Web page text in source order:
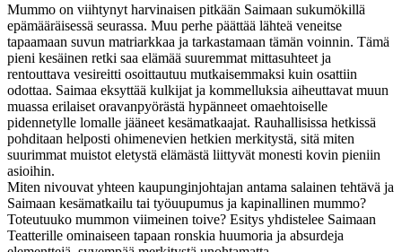
Mummo on viihtynyt harvinaisen pitkään Saimaan sukumökillä
epämääräisessä seurassa. Muu perhe päättää lähteä veneitse
tapaamaan suvun matriarkkaa ja tarkastamaan tämän voinnin. Tämä
pieni kesäinen retki saa elämää suuremmat mittasuhteet ja
rentouttava vesireitti osoittautuu mutkaisemmaksi kuin osattiin
odottaa. Saimaa eksyttää kulkijat ja kommelluksia aiheuttavat muun
muassa erilaiset oravanpyörästä hypänneet omaehtoiselle
pidennetylle lomalle jääneet kesämatkaajat. Rauhallisissa hetkissä
pohditaan helposti ohimenevien hetkien merkitystä, sitä miten
suurimmat muistot eletystä elämästä liittyvät monesti kovin pieniin
asioihin.
Miten nivouvat yhteen kaupunginjohtajan antama salainen tehtävä ja
Saimaan kesämatkailu tai työuupumus ja kapinallinen mummo?
Toteutuuko mummon viimeinen toive? Esitys yhdistelee Saimaan
Teatterille ominaiseen tapaan ronskia huumoria ja absurdeja